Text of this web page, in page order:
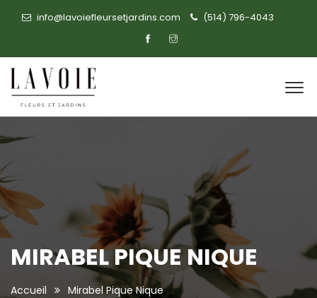
info@lavoiefleursetjardins.com (514) 796-4043
MIRABEL PIQUE NIQUE
Accueil Mirabel Pique Nique